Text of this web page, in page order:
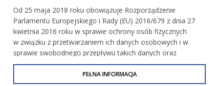
Miejsce i organizator: Akademia Tarnowska
Od 25 maja 2018 roku obowiązuje Rozporządzenie
Parlamentu Europejskiego i Rady (EU) 2016/679 z dnia 27
kwietnia 2016 roku w sprawie ochrony osób fizycznych
w związku z przetwarzaniem ich danych osobowych i w
sprawie swobodnego przepływu takich danych oraz
uchylenia dyrektywy 95/46/WE (określane jako RODO, GDPR
lub Ogólne Rozporządzenie o Ochronie Danych
PEŁNA INFORMACJA